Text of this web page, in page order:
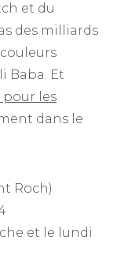
et du
des milliards
Baba. Et
les
dans le
Roch)
et le lundi